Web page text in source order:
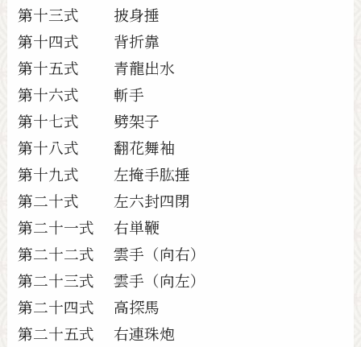
第十三式 披身捶
第十四式 背折靠
第十五式 青龍出水
第十六式 斬手
第十七式 劈架子
第十八式 翻花舞袖
第十九式 左掩手肱捶
第二十式 左六封四閉
第二十一式 右単鞭
第二十二式 雲手（向右）
第二十三式 雲手（向左）
第二十四式 高探馬
第二十五式 右連珠炮